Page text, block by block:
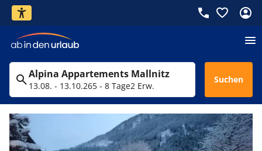
Alpina Appartements Mallnitz
13.08. - 13.10.265 - 8 Tage2 Erw.
Suchen